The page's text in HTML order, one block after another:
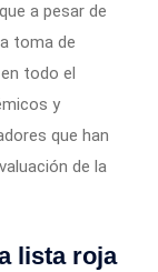
a pesar de
toma de
todo el
y
que han
de la
lista roja